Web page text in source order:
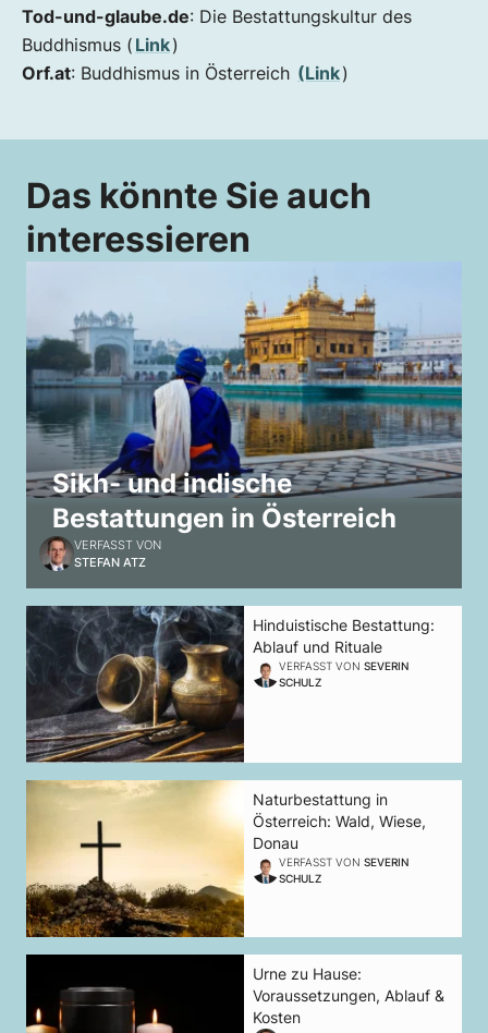
Tod-und-glaube.de: Die Bestattungskultur des
Buddhismus ( Link)
Orf.at: Buddhismus in Österreich (Link)
Das könnte Sie auch
interessieren
Sikh- und indische
Bestattungen in Österreich
VERFASST VON
STEFAN ATZ
Hinduistische Bestattung:
Ablauf und Rituale
VERFASST VON SEVERIN
SCHULZ
Naturbestattung in
Österreich: Wald, Wiese,
Donau
VERFASST VON SEVERIN
SCHULZ
Urne zu Hause:
Voraussetzungen, Ablauf &
Kosten